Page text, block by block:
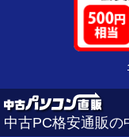
中古PC格安通販の